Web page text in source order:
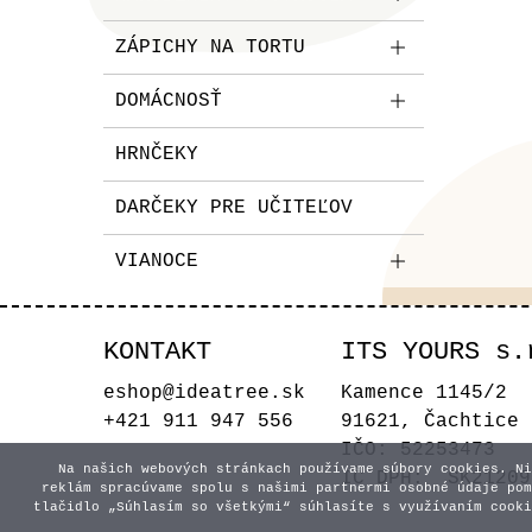
ZÁPICHY NA TORTU
DOMÁCNOSŤ
HRNČEKY
DARČEKY PRE UČITEĽOV
VIANOCE
KONTAKT
eshop@ideatree.sk
+421 911 947 556
ITS YOURS
Kamence 1145/2
91621, Čachtice
IČO: 52253473
IČ DPH:
Na našich webových stránkach používame súbory
reklám spracúvame spolu s našimi partnermi osobné údaje
tlačidlo „Súhlasím so všetkými“ súhlasíte s využívaním